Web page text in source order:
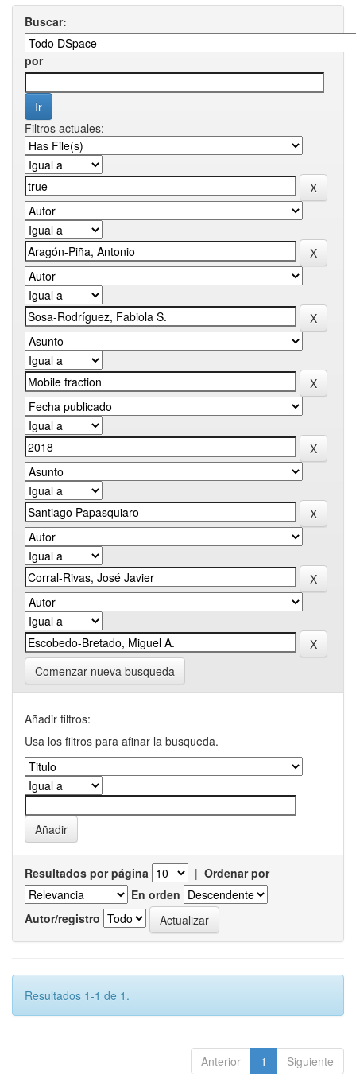
Buscar:
por
Filtros actuales:
Comenzar nueva busqueda
Añadir filtros:
Usa los filtros para afinar la busqueda.
Resultados por página | Ordenar por
En orden
Autor/registro
Resultados 1-1 de 1.
Anterior 1 Siguiente